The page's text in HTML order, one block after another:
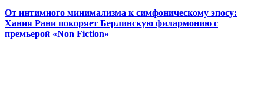
От интимного минимализма к симфоническому эпосу:
Хания Рани покоряет Берлинскую филармонию с
премьерой «Non Fiction»